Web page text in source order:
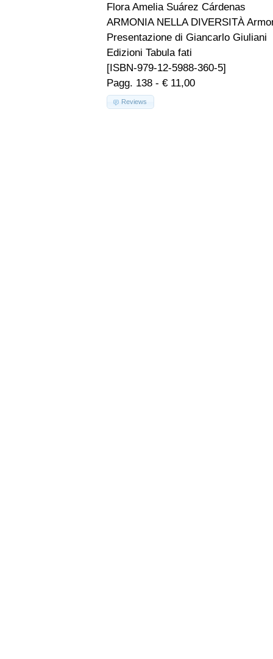
Flora Amelia Suárez Cárdenas
ARMONIA NELLA DIVERSITÀ
Presentazione di Giancarlo Giuliani
Edizioni Tabula fati
[ISBN-979-12-5988-360-5]
Pagg. 138 - € 11,00
Reviews